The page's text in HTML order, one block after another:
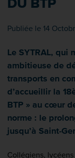
DU BTP
Publiée le 14
Le SYTRAL, qui
ambitieuse de
transports en
d’accueillir la
BTP » au cœur
norme : le
jusqu’à Saint-
Collégiens,